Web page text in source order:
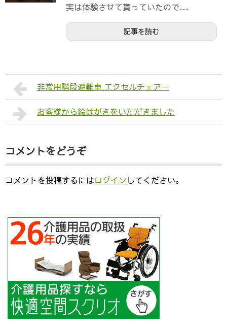
実は体験させて貰っていたので...
記事を読む
非常用階段避難車 エクセルチェアー
お客様から絵はがきをいただきました
コメントをどうぞ
コメントを投稿するにはログイン してください。